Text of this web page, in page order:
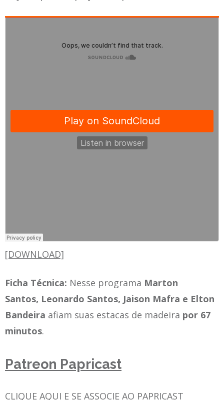
[DOWNLOAD]
Ficha Técnica: Nesse programa Marton
Santos, Leonardo Santos, Jaison Mafra e Elton
Bandeira afiam suas estacas de madeira por 67
minutos.
Patreon Papricast
CLIQUE AQUI E SE ASSOCIE AO PAPRICAST